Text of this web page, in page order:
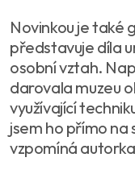
Novinkou je také
představuje díla
osobní vztah.
darovala muzeu
využívající
jsem ho přímo
vzpomíná